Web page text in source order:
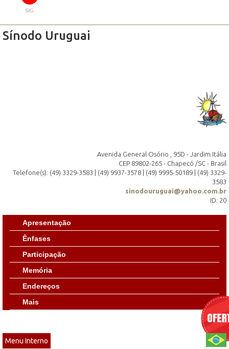
SIG
Sínodo Uruguai
Avenida General Osório , 95D - Jardim Itália
CEP 89802-265 - Chapecó /SC - Brasil
Telefone(s): (49) 3329-3583 | (49) 9937-3578 | (49) 9995-50189 | (49) 3329-
3583
sinodouruguai@yahoo.com.br
ID: 20
Apresentação
Ênfases
Participação
Memória
Endereços
Mais
Menu Interno